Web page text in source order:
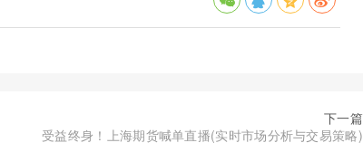
下一篇
受益终身！上海期货喊单直播(实时市场分析与交易策略)